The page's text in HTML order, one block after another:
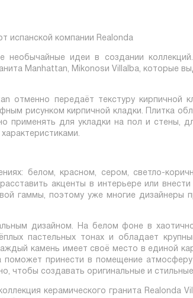
необычайные идеи в создании
Manhattan, Mikonosи Villalba, которые
отменно передаёт текстуру кирпичной
рисунком кирпичной кладки. Плитка
применять для укладки на пол и стены,
белом, красном, сером, светло-
акценты в интерьере или
гаммы, поэтому уже многие дизайнеры
дизайном. На белом фоне в
пастельных тонах и обладает
камень имеет своё место в единой
поможет принести в помещение
чтобы создавать оригинальные и
керамического гранита Realonda